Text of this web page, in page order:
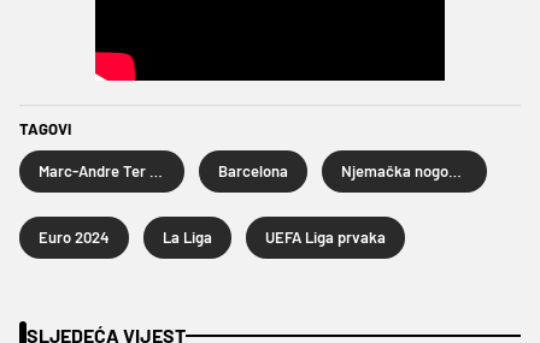
TAGOVI
Barcelona
Euro 2024 La Liga UEFA Liga prvaka
SLJEDEĆA VIJEST